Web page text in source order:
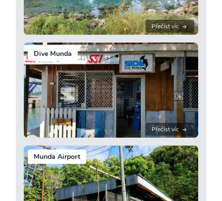
Přečíst víc
Dive Munda
Přečíst víc
Munda Airport